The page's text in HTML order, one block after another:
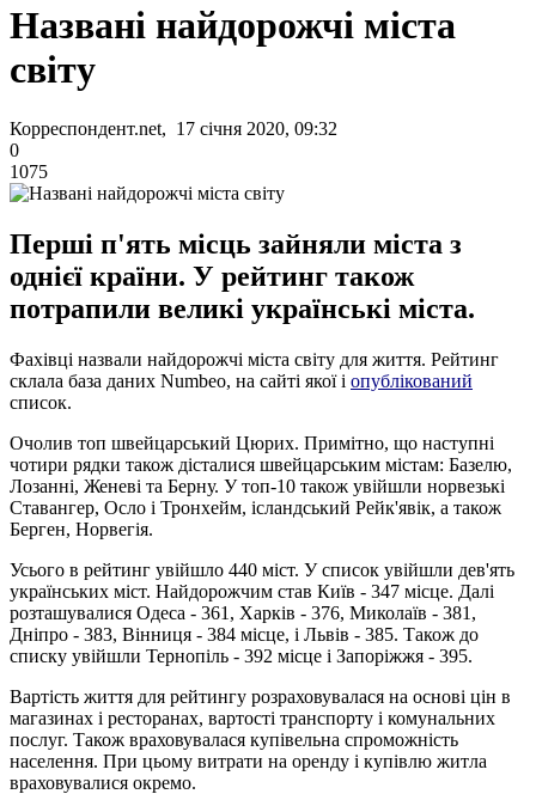
Названі найдорожчі міста
світу
Корреспондент.net, 17 січня 2020, 09:32
0
1075
Перші п'ять місць зайняли міста з
однієї країни. У рейтинг також
потрапили великі українські міста.
Фахівці назвали найдорожчі міста світу для життя. Рейтинг
склала база даних Numbeo, на сайті якої і опублікований
список.
Очолив топ швейцарський Цюрих. Примітно, що наступні
чотири рядки також дісталися швейцарським містам: Базелю,
Лозанні, Женеві та Берну. У топ-10 також увійшли норвезькі
Ставангер, Осло і Тронхейм, ісландський Рейк'явік, а також
Берген, Норвегія.
Усього в рейтинг увійшло 440 міст. У список увійшли дев'ять
українських міст. Найдорожчим став Київ - 347 місце. Далі
розташувалися Одеса - 361, Харків - 376, Миколаїв - 381,
Дніпро - 383, Вінниця - 384 місце, і Львів - 385. Також до
списку увійшли Тернопіль - 392 місце і Запоріжжя - 395.
Вартість життя для рейтингу розраховувалася на основі цін в
магазинах і ресторанах, вартості транспорту і комунальних
послуг. Також враховувалася купівельна спроможність
населення. При цьому витрати на оренду і купівлю житла
враховувалися окремо.